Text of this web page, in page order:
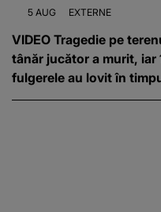
5 AUG EXTERNE
VIDEO Tragedie pe
tânăr jucător a murit,
fulgerele au lovit în